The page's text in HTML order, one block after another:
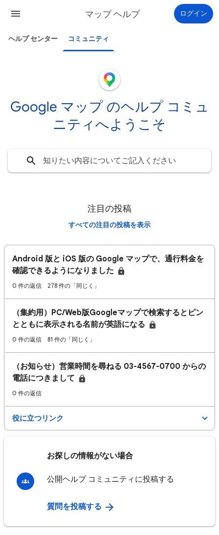
マップ ヘルプ ログイン
ヘルプ センター コミュニティ
Google マップ のヘルプ コミュ
ニティへようこそ
注目の投稿
すべての注目の投稿を表示
Android 版と iOS 版の Google マップで、通行料金を
確認できるようになりました
0 件の返信 278 件の「同じく」
（集約用）PC/Web版Googleマップで検索するとピン
とともに表示される名前が英語になる
0 件の返信 81 件の「同じく」
（お知らせ）営業時間を尋ねる 03-4567-0700 からの
電話につきまして
0 件の返信
役に立つリンク
お探しの情報がない場合
公開ヘルプ コミュニティに投稿する
質問を投稿する